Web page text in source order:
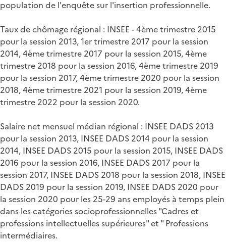
population de l'enquête sur l'insertion professionnelle.
Taux de chômage régional : INSEE - 4ème trimestre 2015
pour la session 2013, 1er trimestre 2017 pour la session
2014, 4ème trimestre 2017 pour la session 2015, 4ème
trimestre 2018 pour la session 2016, 4ème trimestre 2019
pour la session 2017, 4ème trimestre 2020 pour la session
2018, 4ème trimestre 2021 pour la session 2019, 4ème
trimestre 2022 pour la session 2020.
Salaire net mensuel médian régional : INSEE DADS 2013
pour la session 2013, INSEE DADS 2014 pour la session
2014, INSEE DADS 2015 pour la session 2015, INSEE DADS
2016 pour la session 2016, INSEE DADS 2017 pour la
session 2017, INSEE DADS 2018 pour la session 2018, INSEE
DADS 2019 pour la session 2019, INSEE DADS 2020 pour
la session 2020 pour les 25-29 ans employés à temps plein
dans les catégories socioprofessionnelles "Cadres et
professions intellectuelles supérieures" et " Professions
intermédiaires.